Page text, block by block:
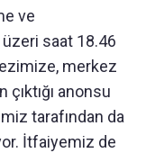
ve
saat 18.46
merkez
çıktığı anonsu
tarafından da
İtfaiyemiz de